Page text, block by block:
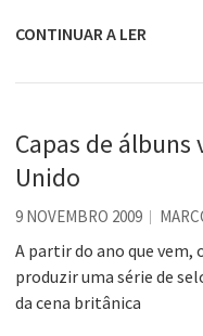
CONTINUAR A LER
Capas de álbuns
Unido
9 NOVEMBRO 2009
A partir do ano que vem,
produzir uma série de
da cena britânica